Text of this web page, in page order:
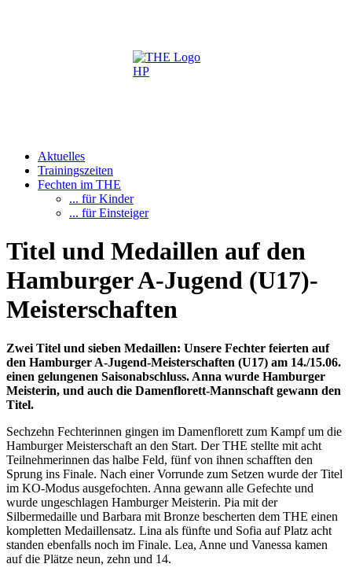
Aktuelles
Trainingszeiten
Fechten im THE
... für Kinder
... für Einsteiger
Titel und Medaillen auf den
Hamburger A-Jugend (U17)-
Meisterschaften
Zwei Titel und sieben Medaillen: Unsere Fechter feierten auf
den Hamburger A-Jugend-Meisterschaften (U17) am 14./15.06.
einen gelungenen Saisonabschluss. Anna wurde Hamburger
Meisterin, und auch die Damenflorett-Mannschaft gewann den
Titel.
Sechzehn Fechterinnen gingen im Damenflorett zum Kampf um die
Hamburger Meisterschaft an den Start. Der THE stellte mit acht
Teilnehmerinnen das halbe Feld, fünf von ihnen schafften den
Sprung ins Finale. Nach einer Vorrunde zum Setzen wurde der Titel
im KO-Modus ausgefochten. Anna gewann alle Gefechte und
wurde ungeschlagen Hamburger Meisterin. Pia mit der
Silbermedaille und Barbara mit Bronze bescherten dem THE einen
kompletten Medaillensatz. Lina als fünfte und Sofia auf Platz acht
standen ebenfalls noch im Finale. Lea, Anne und Vanessa kamen
auf die Plätze neun, zehn und 14.